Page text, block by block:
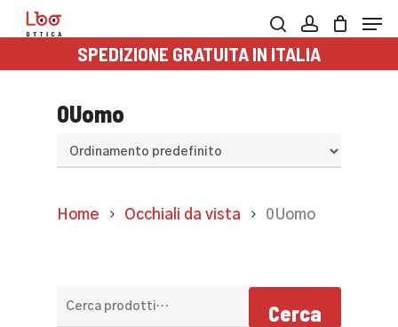
Skip
to
searchaccount
SPEDIZIONE GRATUITA IN ITALIA
0Uomo
Home Occhiali da vista 0Uomo
Cerca:
Cerca